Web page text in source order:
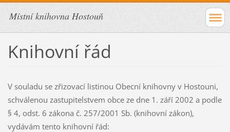
Místní knihovna Hostouň
Knihovní řád
V souladu se zřizovací listinou Obecní knihovny v Hostouni,
schválenou zastupitelstvem obce ze dne 1. září 2002 a podle
§ 4, odst. 6 zákona č. 257/2001 Sb. (knihovní zákon),
vydávám tento knihovní řád: